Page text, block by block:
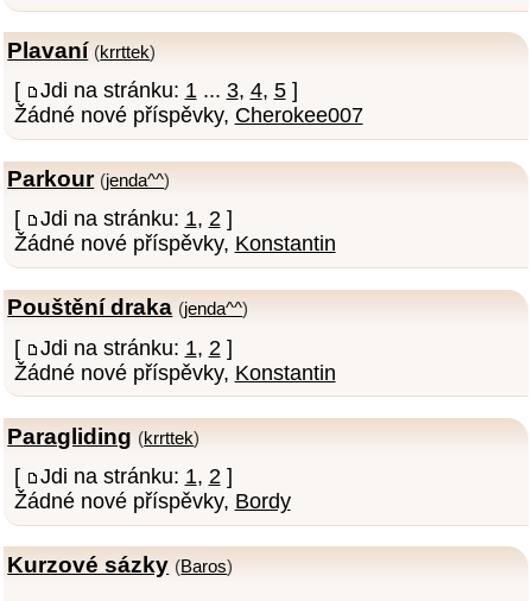
Plavaní (krrttek)
[ Jdi na stránku: 1... 3, 4, 5]
Žádné nové příspěvky, Cherokee007
Parkour (jenda^^)
[ Jdi na stránku: 1, 2]
Žádné nové příspěvky, Konstantin
Pouštění draka (jenda^^)
[ Jdi na stránku: 1, 2 ]
Žádné nové příspěvky, Konstantin
Paragliding (krrttek)
[ Jdi na stránku: 1, 2 ]
Žádné nové příspěvky, Bordy
Kurzové sázky (Baros)